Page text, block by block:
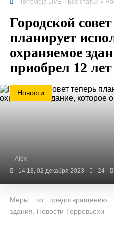
Torrevieja LIVE » Все статьи »
Городской
планирует
охраняемое
приобрел 12 лет
Новости
Alex
14:18, 02 декабря 2023
24
Меры по предотвращению
здания. Новости Торревьехи